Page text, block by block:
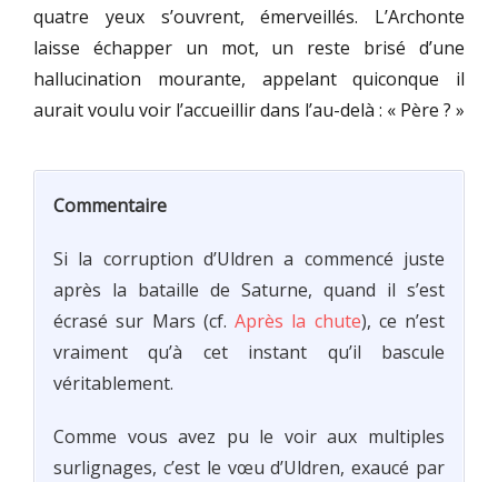
quatre yeux s’ouvrent, émerveillés. L’Archonte
laisse échapper un mot, un reste brisé d’une
hallucination mourante, appelant quiconque il
aurait voulu voir l’accueillir dans l’au-delà : « Père ? »
Commentaire
Si la corruption d’Uldren a commencé juste
après la bataille de Saturne, quand il s’est
écrasé sur Mars (cf. Après la chute), ce n’est
vraiment qu’à cet instant qu’il bascule
véritablement.
Comme vous avez pu le voir aux multiples
surlignages, c’est le vœu d’Uldren, exaucé par